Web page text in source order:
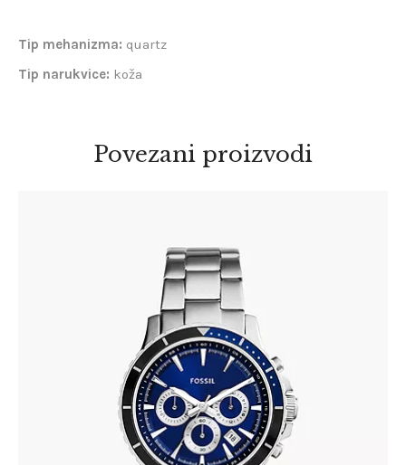
Tip mehanizma: quartz
Tip narukvice: koža
Povezani proizvodi
FOSSIL CH2927
337.00 KM